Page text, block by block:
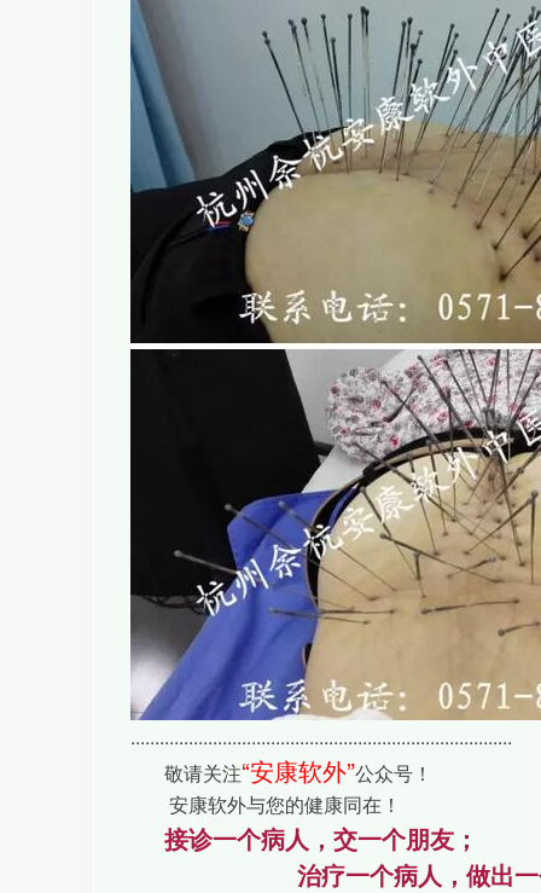
...............................................................................
敬请关注“安康软外”公众号！
安康软外与您的健康同在！
接诊一个病人，交一个朋友；
治疗一个病人，做出